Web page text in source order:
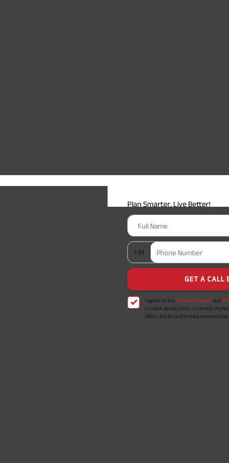
contact details here, I override my
ABSLI and its authorized
mail/SMS/WhatsApp for further
: ABSLI Nishchit Aayush
linked non-participating individual
^ Provided 0 year deferment &
chosen at the time of inception of the
payout frequency is only available
Male- 25 yrs invests in ABSLI
term 40 years, benefit option -Long
times of Annualized Premium and
Annualized Premium is ₹1,00,000
32,750 (32,750*40= 13,10,000) +